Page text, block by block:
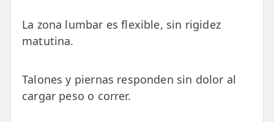
La zona lumbar es flexible, sin rigidez
matutina.
Talones y piernas responden sin dolor al
cargar peso o correr.